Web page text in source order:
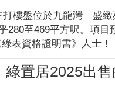
樓盤位於九龍灣「盛
至469平方呎。項
表資格證明書》人士！
綠置居2025出